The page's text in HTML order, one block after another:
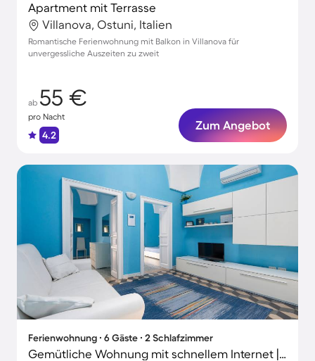
Apartment mit Terrasse
Villanova, Ostuni, Italien
Romantische Ferienwohnung mit Balkon in Villanova für
unvergessliche Auszeiten zu zweit
ab 55 €
pro Nacht
4.2
Zum Angebot
Ferienwohnung ∙ 6 Gäste ∙ 2 Schlafzimmer
Gemütliche Wohnung mit schnellem Internet | Stadtblick | Haustiere sind willkommen